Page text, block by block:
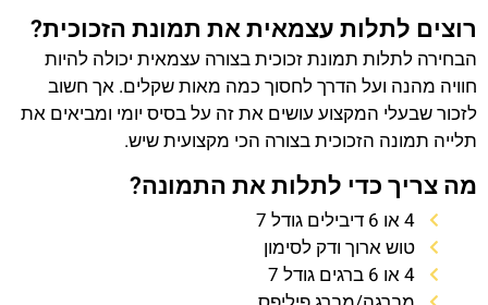
רוצים לתלות עצמאית את תמונת הזכוכית?
הבחירה לתלות תמונת זכוכית בצורה עצמאית יכולה להיות
חוויה מהנה ועל הדרך לחסוך כמה מאות שקלים. אך חשוב
לזכור שבעלי המקצוע עושים את זה על בסיס יומי ומביאים את
תלייה תמונה הזכוכית בצורה הכי מקצועית שיש.
מה צריך כדי לתלות את התמונה?
4 או 6 דיבילים גודל 7
טוש ארוך ודק לסימון
4 או 6 ברגים גודל 7